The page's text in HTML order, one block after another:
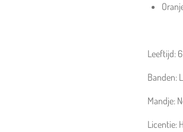
Leeftijd:
Banden:
Mandje:
Licentie: